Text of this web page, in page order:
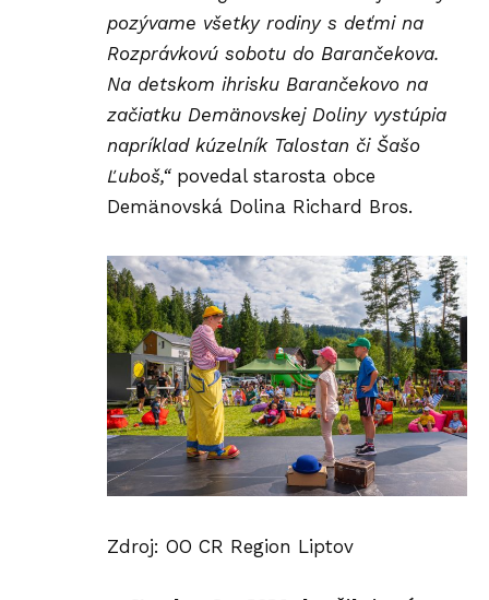
pozývame všetky rodiny s deťmi na
Rozprávkovú sobotu do Barančekova.
Na detskom ihrisku Barančekovo na
začiatku Demänovskej Doliny vystúpia
napríklad kúzelník Talostan či Šašo
Ľuboš,“povedal starosta obce
Demänovská Dolina Richard Bros.
Zdroj: OO CR Region Liptov